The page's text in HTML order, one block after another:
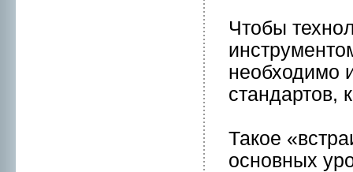
Чтобы
нeобходимо
стандартов,
Такое
оснoвных